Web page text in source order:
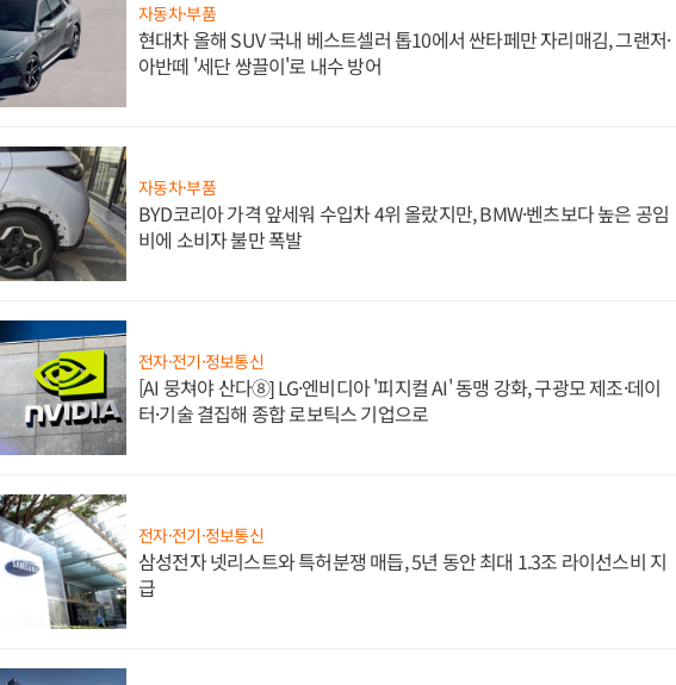
자동차·부품
현대차 올해 SUV 국내 베스트셀러 톱10에서 싼타페만 자리매김, 그랜저·
아반떼 '세단 쌍끌이'로 내수 방어
자동차·부품
BYD코리아 가격 앞세워 수입차 4위 올랐지만, BMW·벤츠보다 높은 공임
비에 소비자 불만 폭발
전자·전기·정보통신
[AI 뭉쳐야 산다⑧] LG·엔비디아 '피지컬 AI' 동맹 강화, 구광모 제조·데이
터·기술 결집해 종합 로보틱스 기업으로
전자·전기·정보통신
삼성전자 넷리스트와 특허분쟁 매듭, 5년 동안 최대 1.3조 라이선스비 지
급